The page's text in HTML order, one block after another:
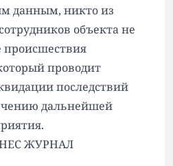
данным, никто из
объекта не
происшествия
проводит
последствий
дальнейшей
ЖУРНАЛ